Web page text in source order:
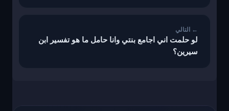
لو حلمت اني اجامع بنتي وانا حامل ما هو تفسير ابن
سيرين؟